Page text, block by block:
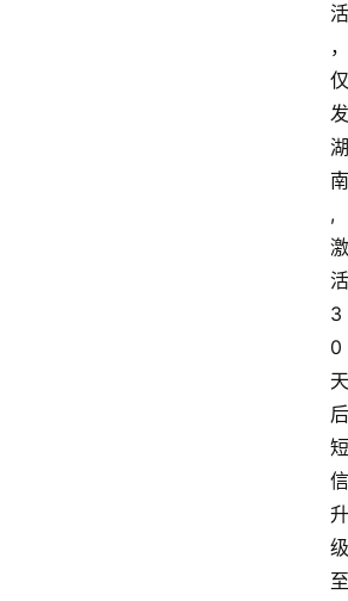
活
，
仅
发
湖
南
,
激
活
3
0
天
后
短
信
升
级
至